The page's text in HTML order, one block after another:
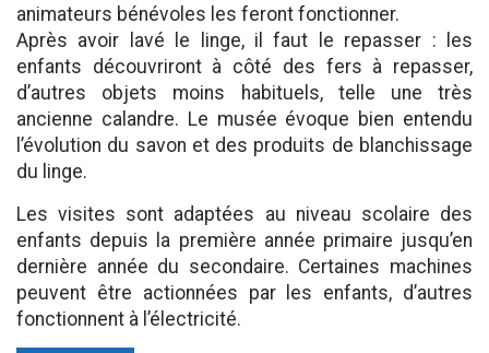
animateurs bénévoles les feront fonctionner.
Après avoir lavé le linge, il faut le repasser : les
enfants découvriront à côté des fers à repasser,
d’autres objets moins habituels, telle une très
ancienne calandre. Le musée évoque bien entendu
l’évolution du savon et des produits de blanchissage
du linge.
Les visites sont adaptées au niveau scolaire des
enfants depuis la première année primaire jusqu’en
dernière année du secondaire. Certaines machines
peuvent être actionnées par les enfants, d’autres
fonctionnent à l’électricité.